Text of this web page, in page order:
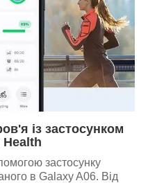
із застосунком
застосунку
в Galaxy A06. Від